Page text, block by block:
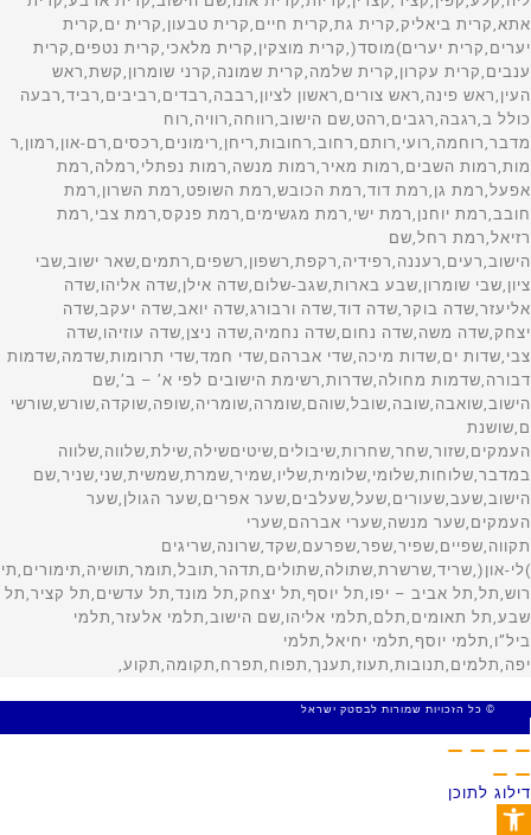
© כל הזכויות שמורות לבסטק ישראל
דילוג לתוכן
פתח סרגל נגישות